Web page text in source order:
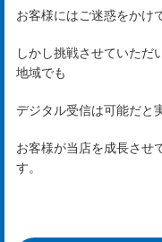
お客様にはご迷惑をかけ
しかし挑戦させていただ
地域でも
デジタル受信は可能だと
お客様が当店を成長させ
す。